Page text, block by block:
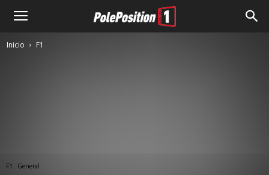
Inicio F1
F1 General